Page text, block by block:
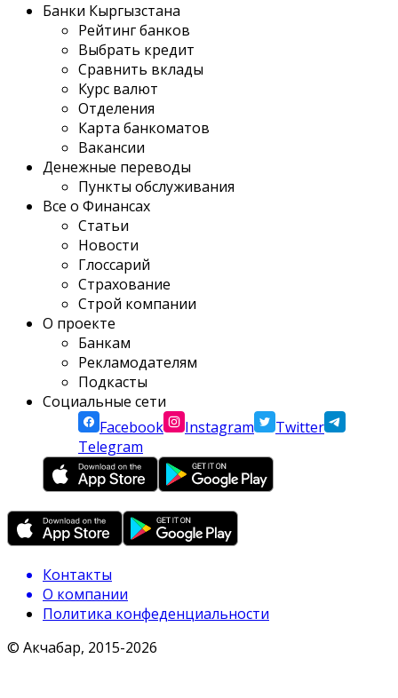
Банки Кыргызстана
Рейтинг банков
Выбрать кредит
Сравнить вклады
Курс валют
Отделения
Карта банкоматов
Вакансии
Денежные переводы
Пункты обслуживания
Все о Финансах
Статьи
Новости
Глоссарий
Страхование
Строй компании
О проекте
Банкам
Рекламодателям
Подкасты
Социальные сети
Facebook
Instagram
Twitter
Telegram
Контакты
О компании
Политика конфеденциальности
© Акчабар, 2015-2026